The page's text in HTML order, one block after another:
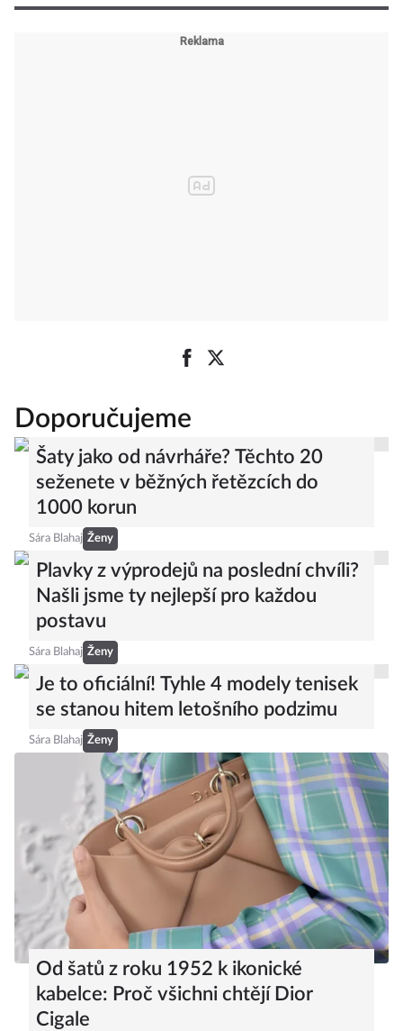
Doporučujeme
Šaty jako od návrháře? Těchto 20
seženete v běžných řetězcích do
1000 korun
Sára Blahaj Ženy
Plavky z výprodejů na poslední chvíli?
Našli jsme ty nejlepší pro každou
postavu
Sára Blahaj Ženy
Je to oficiální! Tyhle 4 modely tenisek
se stanou hitem letošního podzimu
Sára Blahaj Ženy
Od šatů z roku 1952 k ikonické
kabelce: Proč všichni chtějí Dior
Cigale